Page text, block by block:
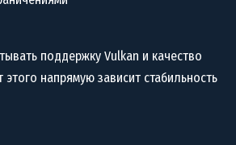
поддержку Vulkan и качество
напрямую зависит стабильность